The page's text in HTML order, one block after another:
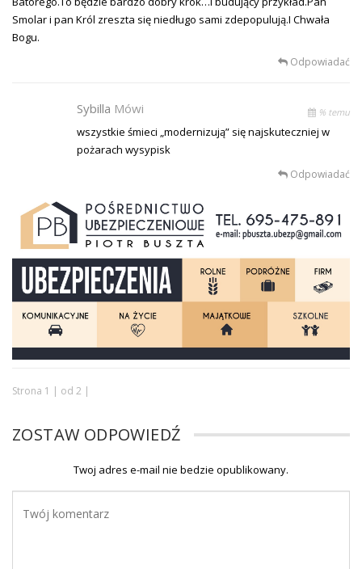
Smolar i pan Król zreszta się niedługo sami zdepopulują.I Chwała
Bogu.
Odpowiadać
Sybilla Mówi % temu
wszystkie śmieci „modernizują” się najskuteczniej w
pożarach wysypisk
Odpowiadać
Strona 1 | od 2 |
ZOSTAW ODPOWIEDŹ
Twoj adres e-mail nie bedzie opublikowany.